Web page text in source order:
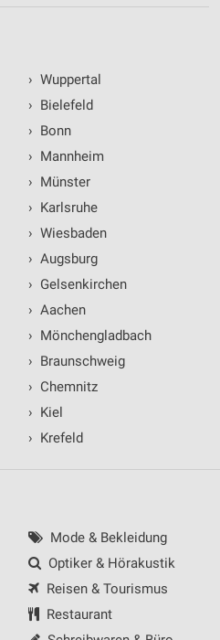
› Wuppertal
› Bielefeld
› Bonn
› Mannheim
› Münster
› Karlsruhe
› Wiesbaden
› Augsburg
› Gelsenkirchen
› Aachen
› Mönchengladbach
› Braunschweig
› Chemnitz
› Kiel
› Krefeld
Mode & Bekleidung
Optiker & Hörakustik
Reisen & Tourismus
Restaurant